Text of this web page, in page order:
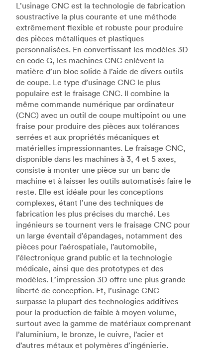
L’usinage CNC est la technologie de fabrication
soustractive la plus courante et une méthode
extrêmement flexible et robuste pour produire
des pièces métalliques et plastiques
personnalisées. En convertissant les modèles 3D
en code G, les machines CNC enlèvent la
matière d’un bloc solide à l’aide de divers outils
de coupe. Le type d’usinage CNC le plus
populaire est le fraisage CNC. Il combine la
même commande numérique par ordinateur
(CNC) avec un outil de coupe multipoint ou une
fraise pour produire des pièces aux tolérances
serrées et aux propriétés mécaniques et
matérielles impressionnantes. Le fraisage CNC,
disponible dans les machines à 3, 4 et 5 axes,
consiste à monter une pièce sur un banc de
machine et à laisser les outils automatisés faire le
reste. Elle est idéale pour les conceptions
complexes, étant l’une des techniques de
fabrication les plus précises du marché. Les
ingénieurs se tournent vers le fraisage CNC pour
un large éventail d’épandages, notamment des
pièces pour l’aérospatiale, l’automobile,
l’électronique grand public et la technologie
médicale, ainsi que des prototypes et des
modèles. L’impression 3D offre une plus grande
liberté de conception. Et, l’usinage CNC
surpasse la plupart des technologies additives
pour la production de faible à moyen volume,
surtout avec la gamme de matériaux comprenant
l’aluminium, le bronze, le cuivre, l’acier et
d’autres métaux et polymères d’ingénierie.